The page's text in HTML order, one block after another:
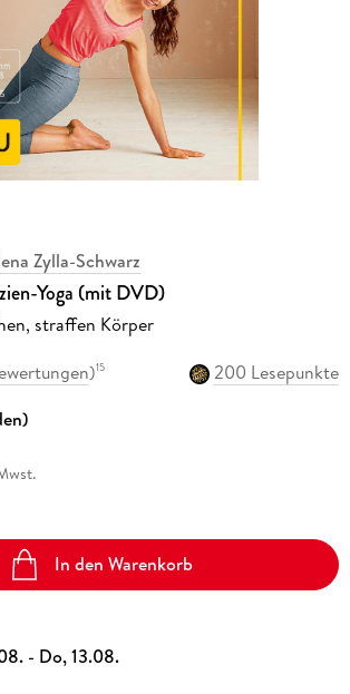
Zylla-Schwarz
Yoga (mit DVD)
straffen Körper
)15
200 Lesepunkte
In den Warenkorb
- Do, 13.08.